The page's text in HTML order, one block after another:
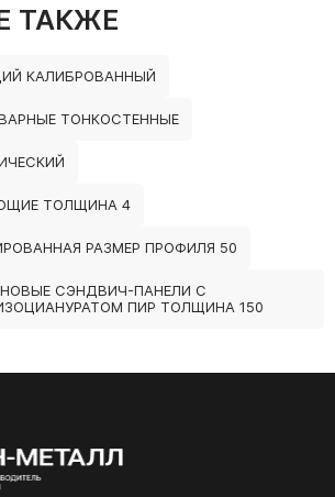
ТАКЖЕ
КАЛИБРОВАННЫЙ
ТОНКОСТЕННЫЕ
ТОЛЩИНА 4
РАЗМЕР ПРОФИЛЯ 50
СЭНДВИЧ-ПАНЕЛИ С
ПИР ТОЛЩИНА 150